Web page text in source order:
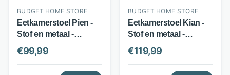
BUDGET HOME STORE
Eetkamerstoel Pien -
Stof en metaal -
Verticale stiksels -
Beige - Budget Home
Store
€99,99
BUDGET HOME STORE
Eetkamerstoel Kian -
Stof en metaal -
Sierstiksels - Antraciet
- Budget Home Store
€119,99